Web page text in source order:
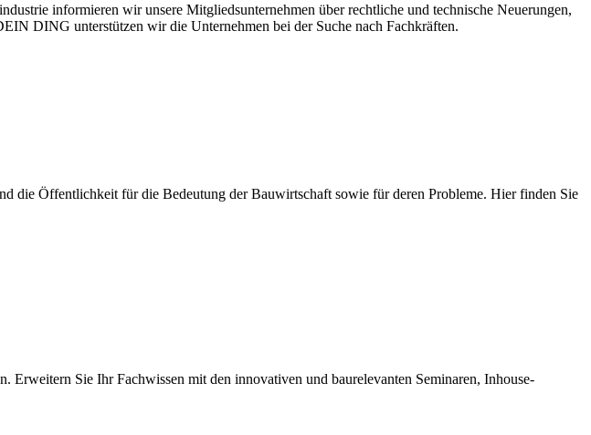
informieren wir unsere Mitgliedsunternehmen über rechtliche und technische Neuerungen,
DING unterstützen wir die Unternehmen bei der Suche nach Fachkräften.
die Öffentlichkeit für die Bedeutung der Bauwirtschaft sowie für deren Probleme. Hier finden Sie
Erweitern Sie Ihr Fachwissen mit den innovativen und baurelevanten Seminaren, Inhouse-